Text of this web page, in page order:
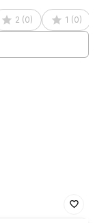
2 (0) 1 (0)